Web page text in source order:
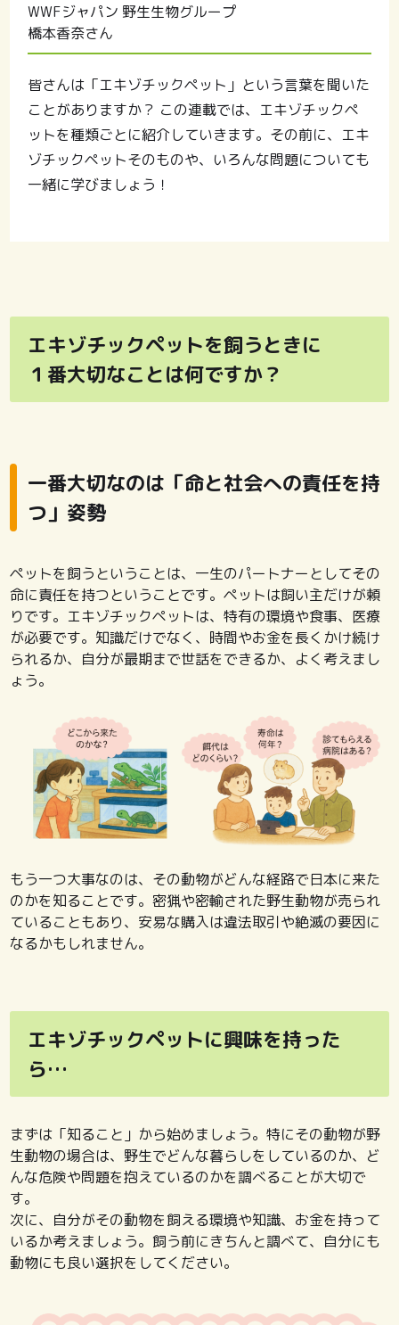
WWFジャパン 野生生物グループ
橋本香奈さん
皆さんは「エキゾチックペット」という言葉を聞いた
ことがありますか？ この連載では、エキゾチックペ
ットを種類ごとに紹介していきます。その前に、エキ
ゾチックペットそのものや、いろんな問題についても
一緒に学びましょう！
エキゾチックペットを飼うときに
１番大切なことは何ですか？
一番大切なのは「命と社会への責任を持
つ」姿勢
ペットを飼うということは、一生のパートナーとしてその
命に責任を持つということです。ペットは飼い主だけが頼
りです。エキゾチックペットは、特有の環境や食事、医療
が必要です。知識だけでなく、時間やお金を長くかけ続け
られるか、自分が最期まで世話をできるか、よく考えまし
ょう。
もう一つ大事なのは、その動物がどんな経路で日本に来た
のかを知ることです。密猟や密輸された野生動物が売られ
ていることもあり、安易な購入は違法取引や絶滅の要因に
なるかもしれません。
エキゾチックペットに興味を持った
ら…
まずは「知ること」から始めましょう。特にその動物が野
生動物の場合は、野生でどんな暮らしをしているのか、ど
んな危険や問題を抱えているのかを調べることが大切で
す。
次に、自分がその動物を飼える環境や知識、お金を持って
いるか考えましょう。飼う前にきちんと調べて、自分にも
動物にも良い選択をしてください。